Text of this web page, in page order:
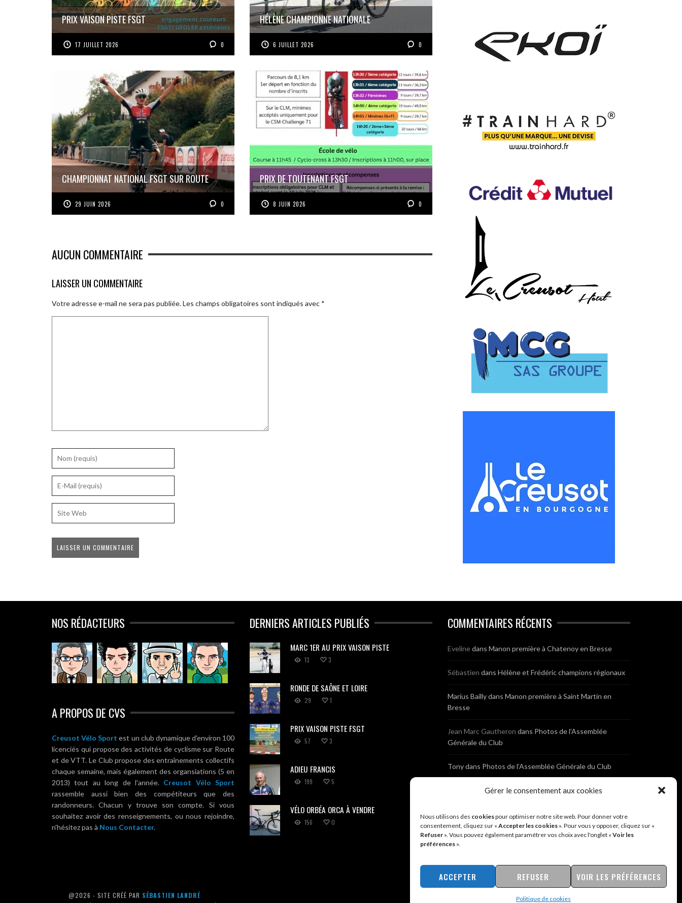
Gérer le consentement aux cookies
Nous utilisons des cookiespour optimiser notre site web. Pour donner votre
consentement, cliquez sur « Accepter les cookies ». Pour vous y opposer, cliquez sur «
Refuser ». Vous pouvez également paramétrer vos choix avec l'onglet « Voir les
préférences ».
ACCEPTER REFUSER VOIR LES PRÉFÉRENCES
Politique de cookies
PRIX VAISON PISTE FSGT
17 JUILLET 2026 0
HÉLÈNE CHAMPIONNE NATIONALE
6 JUILLET 2026 0
CHAMPIONNAT NATIONAL FSGT SUR ROUTE
29 JUIN 2026 0
PRIX DE TOUTENANT FSGT
8 JUIN 2026 0
AUCUN COMMENTAIRE
LAISSER UN COMMENTAIRE
Votre adresse e-mail ne sera pas publiée.Les champs obligatoires sont indiqués avec *
NOS RÉDACTEURS
A PROPOS DE CVS
Creusot Vélo Sport est un club dynamique d'environ 100
licenciés qui propose des activités de cyclisme sur Route
et de VTT. Le Club propose des entraînements collectifs
chaque semaine, mais également des organsiations (5 en
2013) tout au long de l'année. Creusot Vélo Sport
rassemble aussi bien des compétiteurs que des
randonneurs. Chacun y trouve son compte. Si vous
souhaitez avoir des renseignements, ou nous rejoindre,
n'hésitez pas à Nous Contacter.
DERNIERS ARTICLES PUBLIÉS
MARC 1ER AU PRIX VAISON PISTE
13 3
RONDE DE SAÔNE ET LOIRE
29 1
PRIX VAISON PISTE FSGT
57 3
ADIEU FRANCIS
199 5
VÉLO ORBÉA ORCA À VENDRE
156 0
COMMENTAIRES RÉCENTS
Evelinedans Manon première à Chatenoy en Bresse
Sébastien dans Hélène et Frédéric champions régionaux
Marius Baillydans Manon première à Saint Martin en
Bresse
Jean Marc Gautheron dans Photos de l’Assemblée
Générale du Club
Tonydans Photos de l’Assemblée Générale du Club
dansCyclocross de Brochon (21)
BreniauxdansCyclocross de Brochon (21)
AnonymedansDiététique Nutrition 71 – Cécile Guyon
Robert
@2026 - SITE CRÉÉ PAR SÉBASTIEN LANDRÉ